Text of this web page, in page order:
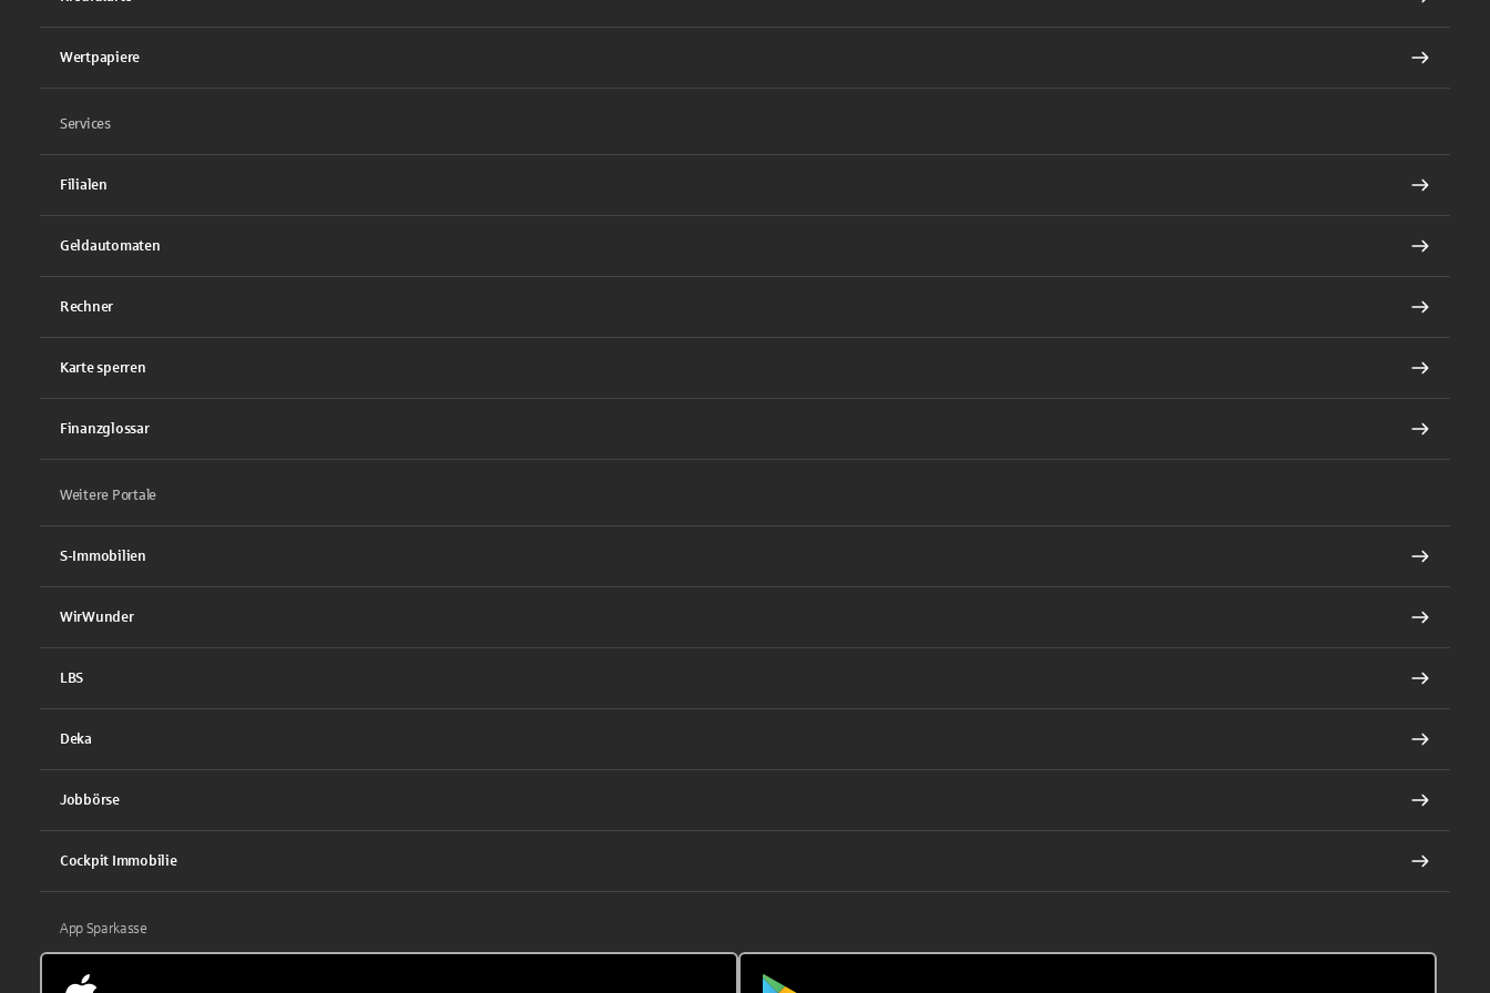
Wertpapiere
Services
Filialen
Geldautomaten
Rechner
Karte sperren
Finanzglossar
Weitere Portale
S-Immobilien
WirWunder
LBS
Deka
Jobbörse
Cockpit Immobilie
App Sparkasse